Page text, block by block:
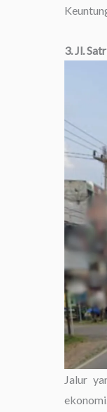
3. Jl.
Jalur